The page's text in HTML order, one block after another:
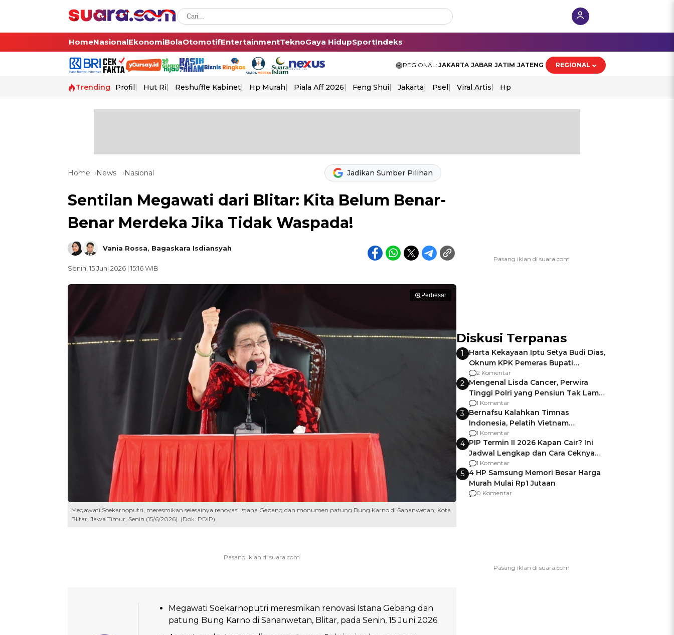
HomeNasionalEkonomiBolaOtomotifEntertainmentTeknoGaya HidupSportIndeks
REGIONAL: JAKARTA JABAR JATIM JATENG REGIONAL
Trending Profil Hut Ri Reshuffle Kabinet Hp Murah Piala Aff 2026 Feng Shui Jakarta Psel Viral Artis Hp
Home News Nasional Jadikan Sumber Pilihan
Sentilan Megawati dari Blitar: Kita Belum Benar-
Benar Merdeka Jika Tidak Waspada!
Vania Rossa, Bagaskara Isdiansyah
Senin, 15 Juni 2026 | 15:16 WIB
Perbesar
Megawati Soekarnoputri, meresmikan selesainya renovasi Istana Gebang dan monumen patung Bung Karno di Sananwetan, Kota
Blitar, Jawa Timur, Senin (15/6/2026). (Dok. PDIP)
Megawati Soekarnoputri meresmikan renovasi Istana Gebang dan
patung Bung Karno di Sananwetan, Blitar, pada Senin, 15 Juni 2026.
Diskusi Terpanas
1
Harta Kekayaan Iptu Setya Budi Dias,
Oknum KPK Pemeras Bupati
Pemalang
2 Komentar
2 Mengenal Lisda Cancer, Perwira
Tinggi Polri yang Pensiun Tak Lama
Usai Jadi Brigjen
1 Komentar
3 Bernafsu Kalahkan Timnas
Indonesia, Pelatih Vietnam
Berencana Pakai Jimat di Pakansari
1 Komentar
4 PIP Termin II 2026 Kapan Cair? Ini
Jadwal Lengkap dan Cara Ceknya
agar Dana Tidak Hangus!
1 Komentar
5 4 HP Samsung Memori Besar Harga
Murah Mulai Rp1 Jutaan
0 Komentar